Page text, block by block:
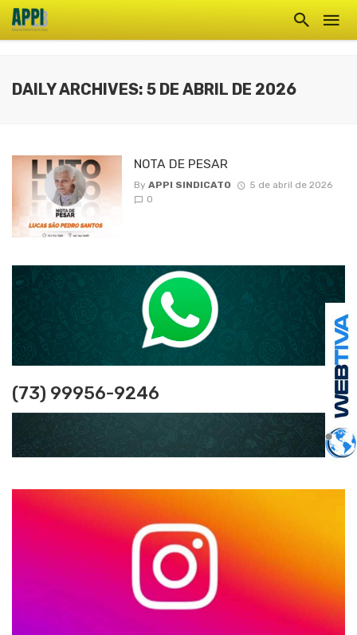
DAILY ARCHIVES: 5 DE ABRIL DE 2026
NOTA DE PESAR
By APPI SINDICATO
5 de abril de 2026
0
(73) 99956-9246